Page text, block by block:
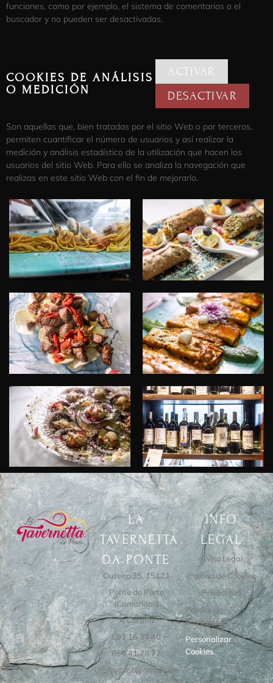
funciones, como por ejemplo, el sistema de comentarios o el
buscador y no pueden ser desactivadas.
COOKIES DE ANÁLISIS
O MEDICIÓN
ACTIVAR
DESACTIVAR
Son aquellas que, bien tratadas por el sitio Web o por terceros,
permiten cuantificar el número de usuarios y así realizar la
medición y análisis estadístico de la utilización que hacen los
usuarios del sitio Web. Para ello se analiza la navegación que
realizas en este sitio Web con el fin de mejorarlo.
LA
TAVERNETTA
DA PONTE
Outeiro 35, 15121
Ponte do Porto
(Camariñas)
A Coruña
691 16 34 40
669 41 78 72
chefbypost@gmail.com
INFO
LEGAL
Aviso Legal
Política de Cookies
Privacidad
Política de
Privacidad
Personalizar
Cookies